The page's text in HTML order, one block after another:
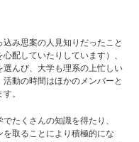
み思案の人見知りだったこと
配していたりしています）、
んび、大学も理系の上忙しい
動の時間はほかのメンバーと
。
たくさんの知識を得たり、
取ることにより積極的にな